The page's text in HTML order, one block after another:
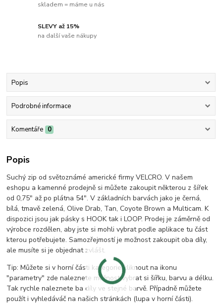
skladem = máme u nás
SLEVY až 15%
na další vaše nákupy
Popis
Podrobné informace
Komentáře 0
Popis
Suchý zip od světoznámé americké firmy VELCRO. V našem
eshopu a kamenné prodejně si můžete zakoupit některou z šířek
od 0,75" až po plátna 54". V základních barvách jako je černá,
bílá, tmavě zelená, Olive Drab, Tan, Coyote Brown a Multicam. K
dispozici jsou jak pásky s HOOK tak i LOOP. Prodej je záměrně od
výrobce rozdělen, aby jste si mohli vybrat podle aplikace tu část
kterou potřebujete. Samozřejmostí je možnost zakoupit oba díly,
ale musíte si je objednat zvlášt.
Tip: Můžete si v horní části kategorie kliknout na ikonu
"parametry" zde naleznete možnost vybrat si šířku, barvu a délku.
Tak rychle naleznete ba díly ve stejné barvě. Případně můžete
použít i vyhledáváč na našich stránkách (lupa v horní části).